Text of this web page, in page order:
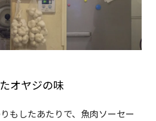
オヤジの味
もしたあたりで、魚肉ソーセー